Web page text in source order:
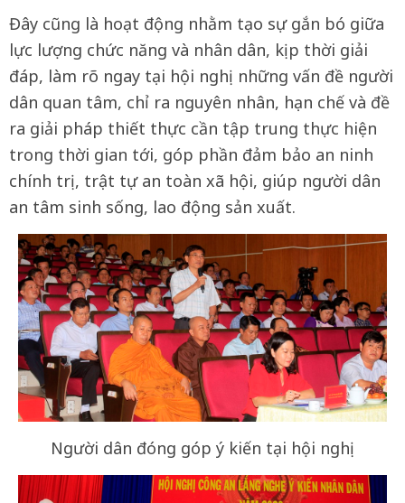
Đây cũng là hoạt động nhằm tạo sự gắn bó giữa
lực lượng chức năng và nhân dân, kịp thời giải
đáp, làm rõ ngay tại hội nghị những vấn đề người
dân quan tâm, chỉ ra nguyên nhân, hạn chế và đề
ra giải pháp thiết thực cần tập trung thực hiện
trong thời gian tới, góp phần đảm bảo an ninh
chính trị, trật tự an toàn xã hội, giúp người dân
an tâm sinh sống, lao động sản xuất.
Người dân đóng góp ý kiến tại hội nghị